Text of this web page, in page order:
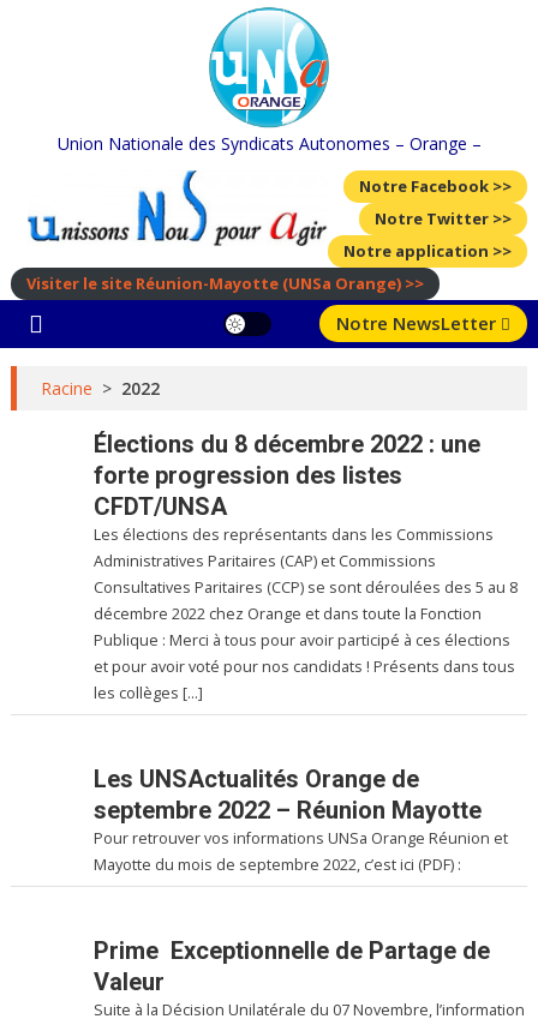
Union Nationale des Syndicats Autonomes – Orange –
Notre Facebook >>
Notre Twitter >>
Notre application >>
Visiter le site Réunion-Mayotte (UNSa Orange) >>
Notre NewsLetter
Racine > 2022
Élections du 8 décembre 2022 : une
forte progression des listes
CFDT/UNSA
Les élections des représentants dans les Commissions
Administratives Paritaires (CAP) et Commissions
Consultatives Paritaires (CCP) se sont déroulées des 5 au 8
décembre 2022 chez Orange et dans toute la Fonction
Publique : Merci à tous pour avoir participé à ces élections
et pour avoir voté pour nos candidats ! Présents dans tous
les collèges […]
Les UNSActualités Orange de
septembre 2022 – Réunion Mayotte
Pour retrouver vos informations UNSa Orange Réunion et
Mayotte du mois de septembre 2022, c’est ici (PDF) :
Prime Exceptionnelle de Partage de
Valeur
Suite à la Décision Unilatérale du 07 Novembre, l’information